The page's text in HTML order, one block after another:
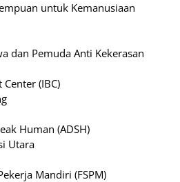
untuk Kemanusiaan
dan Pemuda Anti Kekerasan
(IBC)
Human (ADSH)
Utara
Mandiri (FSPM)